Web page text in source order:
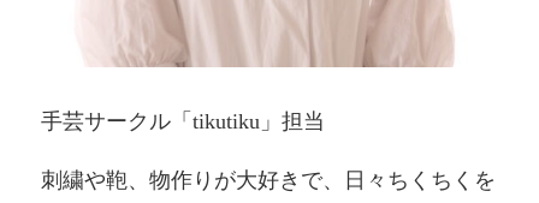
手芸サークル「tikutiku」担当
刺繍や鞄、物作りが大好きで、日々ちくちくを